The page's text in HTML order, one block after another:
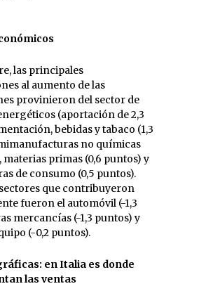
las principales
al aumento de las
provinieron del sector de
(aportación de 2,3
bebidas y tabaco (1,3
no químicas
materias primas (0,6 puntos) y
de consumo (0,5 puntos).
que contribuyeron
fueron el automóvil (-1,3
mercancías (-1,3 puntos) y
(-0,2 puntos).
en Italia es donde
las ventas